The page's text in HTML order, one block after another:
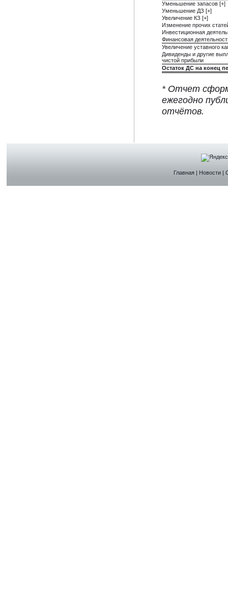
Уменьшение запасов [+]
Уменьшение ДЗ [+]
Увеличение КЗ [+]
Изменение прочих
Инвестиционная
Финансовая
Увеличение уставного
Дивиденды и другие
чистой прибыли
Остаток ДС на конец
* Отчет
ежегодно
отчётов.
Главная| Новости|